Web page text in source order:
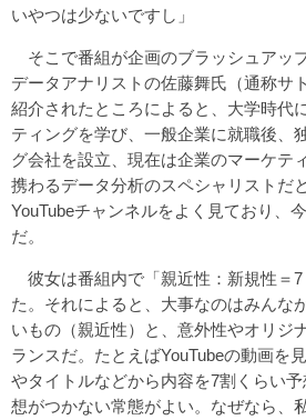
いやつは少ないですし」
そこで番組が企画のブラッシュアッ
データアナリストの佐藤舞氏（通称サ
紹介されたところによると、大学時代
ティングを学び、一般企業に就職後、
グ会社を設立、現在は企業のマーケテ
携わるデータ分析のスペシャリストだ
YouTubeチャンネルをよく見ており、
だ。
彼女は番組内で「親近性：新規性＝
た。それによると、大事なのはみんな
いもの（親近性）と、意外性やオリジ
ランスだ。たとえばYouTubeの動画を
やタイトルなどから内容を7割くらい
想がつかない常態がよい。なぜなら、